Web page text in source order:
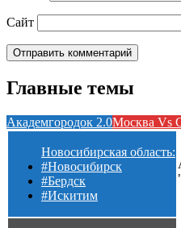
Сайт
Главные темы
Академгородок 2.0Москва Vs
Новосибирская область:
#Новосибирск
#Бердск
#Искитим